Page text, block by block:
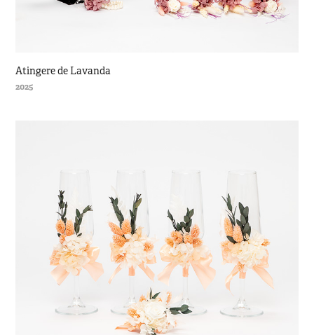
Atingere de Lavanda
2025